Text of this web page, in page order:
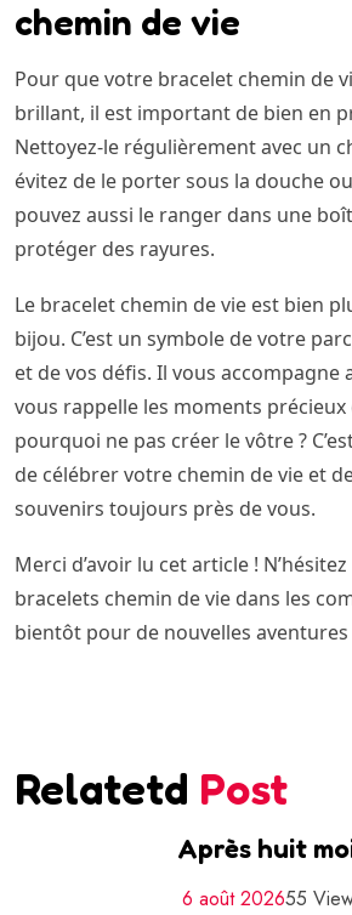
chemin de vie
Pour que votre bracelet chemin de
brillant, il est important de bien en
Nettoyez-le régulièrement avec un
évitez de le porter sous la douche
pouvez aussi le ranger dans une
protéger des rayures.
Le bracelet chemin de vie est bien
bijou. C’est un symbole de votre
et de vos défis. Il vous accompagne
vous rappelle les moments précieux
pourquoi ne pas créer le vôtre ?
de célébrer votre chemin de vie et
souvenirs toujours près de vous.
Merci d’avoir lu cet article !
bracelets chemin de vie dans les
bientôt pour de nouvelles aventures
Relatetd Post
Après huit
6 août 202655